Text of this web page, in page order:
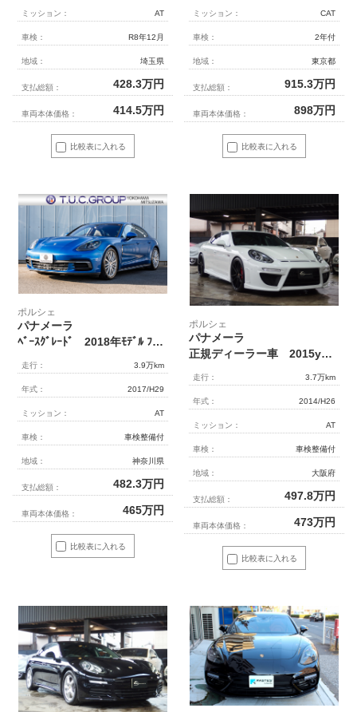
比較表に入れる
ミッション： AT
車検： R8年12月
地域： 埼玉県
支払総額： 428.3万円
車両本体価格： 414.5万円
比較表に入れる
ミッション： CAT
車検： 2年付
地域： 東京都
支払総額： 915.3万円
車両本体価格： 898万円
比較表に入れる
ポルシェ
パナメーラ
ﾍﾞｰｽｸﾞﾚｰﾄﾞ 2018年ﾓﾃﾞﾙ ﾌﾞﾗｯｸﾚｻﾞｰｼｰﾄ ｼｰﾄﾋｰﾀｰ PCMﾅﾋﾞ CarPlay ｱﾗｳﾝﾄﾞﾋﾞｭｰ ｴﾝﾄﾘｰﾄﾞﾗｲﾌﾞ PASM/ｴｱｻｽ LEDﾗｲﾄ TPM ﾊﾟﾅﾒｰﾗﾃﾞｻﾞｲﾝ20ｲﾝﾁAW 2年保証
走行： 3.9万km
年式： 2017/H29
ミッション： AT
車検： 車検整備付
地域： 神奈川県
支払総額： 482.3万円
車両本体価格： 465万円
比較表に入れる
ポルシェ
パナメーラ
正規ディーラー車 2015yモデル 右ハンドル EUR-GTエアロ ES22インチアルミ ESローダウンサス
走行： 3.7万km
年式： 2014/H26
ミッション： AT
車検： 車検整備付
地域： 大阪府
支払総額： 497.8万円
車両本体価格： 473万円